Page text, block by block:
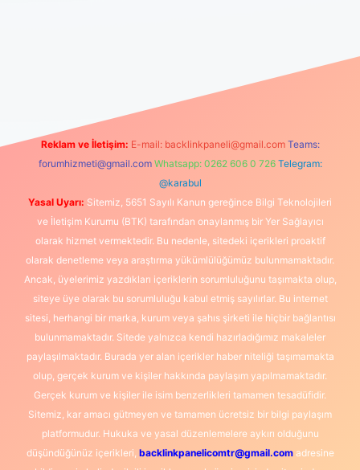
Reklam ve İletişim: E-mail: backlinkpaneli@gmail.com Teams:
forumhizmeti@gmail.com Whatsapp: 0262 606 0 726 Telegram:
@karabul
Yasal Uyarı: Sitemiz, 5651 Sayılı Kanun gereğince Bilgi Teknolojileri
ve İletişim Kurumu (BTK) tarafından onaylanmış bir Yer Sağlayıcı
olarak hizmet vermektedir. Bu nedenle, sitedeki içerikleri proaktif
olarak denetleme veya araştırma yükümlülüğümüz bulunmamaktadır.
Ancak, üyelerimiz yazdıkları içeriklerin sorumluluğunu taşımakta olup,
siteye üye olarak bu sorumluluğu kabul etmiş sayılırlar. Bu internet
sitesi, herhangi bir marka, kurum veya şahıs şirketi ile hiçbir bağlantısı
bulunmamaktadır. Sitede yalnızca kendi hazırladığımız makaleler
paylaşılmaktadır. Burada yer alan içerikler haber niteliği taşımamakta
olup, gerçek kurum ve kişiler hakkında paylaşım yapılmamaktadır.
Gerçek kurum ve kişiler ile isim benzerlikleri tamamen tesadüfidir.
Sitemiz, kar amacı gütmeyen ve tamamen ücretsiz bir bilgi paylaşım
platformudur. Hukuka ve yasal düzenlemelere aykırı olduğunu
düşündüğünüz içerikleri, backlinkpanelicomtr@gmail.comadresine